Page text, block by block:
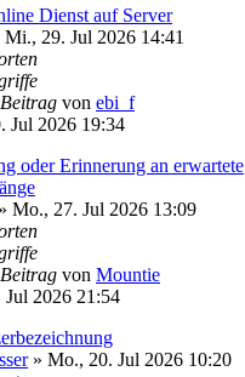
Dienst auf Server
Mi., 29. Jul 2026 14:41
von ebi_f
Jul 2026 19:34
oder Erinnerung an erwartete
» Mo., 27. Jul 2026 13:09
von Mountie
2026 21:54
» Mo., 20. Jul 2026 10:20